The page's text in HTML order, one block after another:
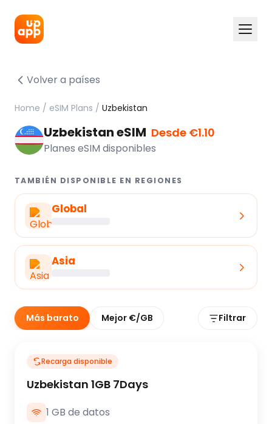
Volver a países
Home / eSIM Plans / Uzbekistan
Uzbekistan eSIM Desde €1.10
Planes eSIM disponibles
TAMBIÉN DISPONIBLE EN REGIONES
Global
Asia
Más barato Mejor €/GB Filtrar
Recarga disponible
Uzbekistan 1GB 7Days
1 GB de datos